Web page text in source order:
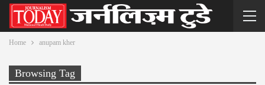
Home anupam kher
Browsing Tag